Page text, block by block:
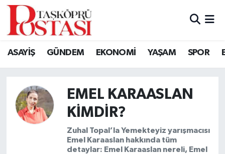
ASAYİŞ GÜNDEM EKONOMİ YAŞAM SPOR
EMEL KARAASLAN
KIMDIR?
Zuhal Topal’la Yemekteyiz yarışmacısı
Emel Karaaslan hakkında tüm
detaylar: Emel Karaaslan nereli, Emel
Kastamonu Vefat Edenler
Ağlı Haberleri
Araç Haberleri
Azdavay Haberleri